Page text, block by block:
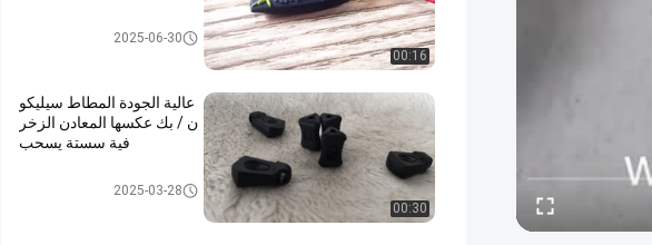
00:16
نقل الحرارة تسميات الملابس
2025-06-30
00:30
عالية الجودة المطاط سيليكو
ن / بك عكسها المعادن الزخر
فية سستة يسحب
المطاط سستة بولير2025-03-28